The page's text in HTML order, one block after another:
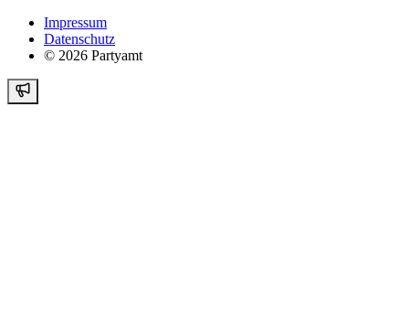
Impressum
Datenschutz
© 2026 Partyamt